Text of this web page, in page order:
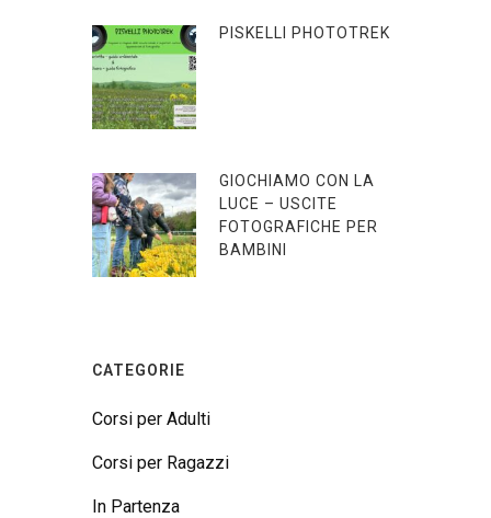
PISKELLI PHOTOTREK
GIOCHIAMO CON LA
LUCE – USCITE
FOTOGRAFICHE PER
BAMBINI
CATEGORIE
Corsi per Adulti
Corsi per Ragazzi
In Partenza